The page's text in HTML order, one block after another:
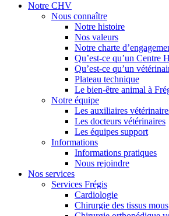
Notre CHV
Nous connaître
Notre histoire
Nos valeurs
Notre charte
Qu’est-ce qu’un Centre
Qu’est-ce qu’un
Plateau technique
Le bien-être animal à
Notre équipe
Les auxiliaires
Les docteurs vétérinaires
Les équipes support
Informations
Informations pratiques
Nous rejoindre
Nos services
Services Frégis
Cardiologie
Chirurgie des tissus mous